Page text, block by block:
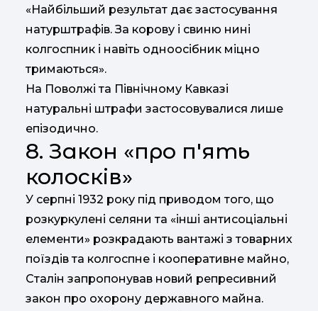
«Найбільший результат дає застосування
натурштрафів. За корову і свиню нині
колгоспник і навіть одноосібник міцно
тримаються».
На Поволжі та Північному Кавказі
натуральні штрафи застосовувалися лише
епізодично.
8. Закон «про п'ять
колосків»
У серпні 1932 року під приводом того, що
розкуркулені селяни та «інші антисоціальні
елементи» розкрадають вантажі з товарних
поїздів та колгоспне і кооперативне майно,
Сталін запропонував новий репресивний
закон про охорону державного майна.